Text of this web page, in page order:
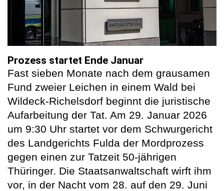
Prozess startet Ende Januar
Fast sieben Monate nach dem grausamen
Fund zweier Leichen in einem Wald bei
Wildeck-Richelsdorf beginnt die juristische
Aufarbeitung der Tat. Am 29. Januar 2026
um 9:30 Uhr startet vor dem Schwurgericht
des Landgerichts Fulda der Mordprozess
gegen einen zur Tatzeit 50-jährigen
Thüringer. Die Staatsanwaltschaft wirft ihm
vor, in der Nacht vom 28. auf den 29. Juni